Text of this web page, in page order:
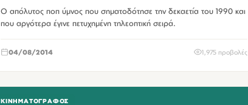
Ο απόλυτος ποπ ύμνος που σηματοδότησε την δεκαετία του 1990 και
που αργότερα έγινε πετυχημένη τηλεοπτική σειρά.
04/08/2014 1,975 προβολές
ΚΙΝΗΜΑΤΟΓΡΆΦΟΣ